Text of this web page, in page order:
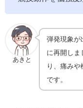
あきと
弾発現象が
に再開しま
り、痛み
です。